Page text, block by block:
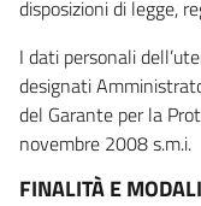
disposizioni di legge,
I dati personali
designati
del Garante per la
novembre 2008 s.m.i.
FINALITÀ E